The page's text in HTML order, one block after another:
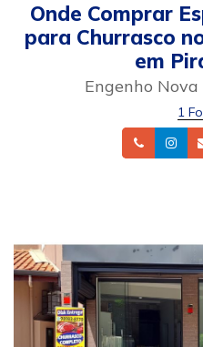
Onde Comprar
para Churrasco
em
Engenho Nova
1